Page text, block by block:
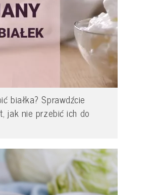
białka? Sprawdźcie
jak nie przebić ich do